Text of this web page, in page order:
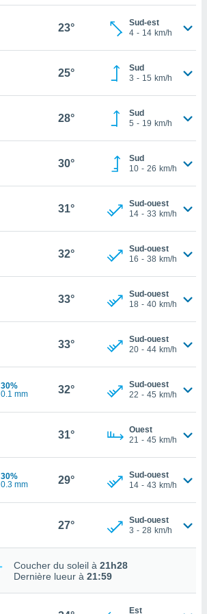
23°
Sud-est
4 - 14 km/h
25°
Sud
3 - 15 km/h
28°
Sud
5 - 19 km/h
30°
Sud
10 - 26 km/h
31°
Sud-ouest
14 - 33 km/h
32°
Sud-ouest
16 - 38 km/h
33°
Sud-ouest
18 - 40 km/h
33°
Sud-ouest
20 - 44 km/h
30%
0.1 mm
32°
Sud-ouest
22 - 45 km/h
31°
Ouest
21 - 45 km/h
30%
0.3 mm
29°
Sud-ouest
14 - 43 km/h
27°
Sud-ouest
3 - 28 km/h
Coucher du soleil à 21h28
Dernière lueur à 21:59
Est